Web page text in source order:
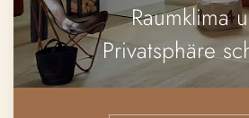
Raumklima
Privatsphäre